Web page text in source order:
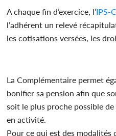
A chaque fin d’exercice, l’IPS-
l’adhérent un relevé
les cotisations versées, les
La Complémentaire permet
bonifier sa pension afin que
soit le plus proche possible
en activité.
Pour ce qui est des modalités